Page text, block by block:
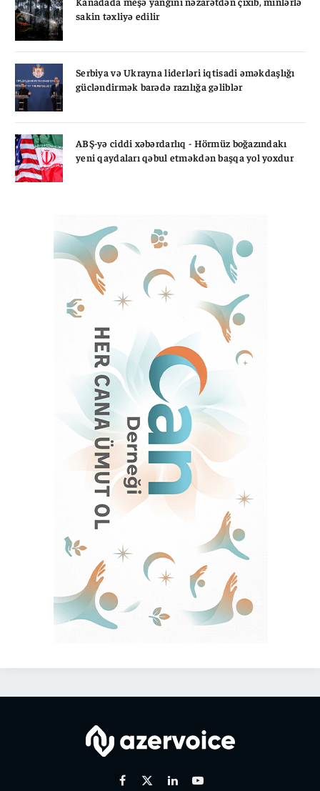
sakin təxliyə edilir
Serbiya və Ukrayna liderləri iqtisadi əməkdaşlığı
gücləndirmək barədə razılığa gəliblər
ABŞ-yə ciddi xəbərdarlıq - Hörmüz boğazındakı
yeni qaydaları qəbul etməkdən başqa yol yoxdur
Facebook
X LinkedinYoutube